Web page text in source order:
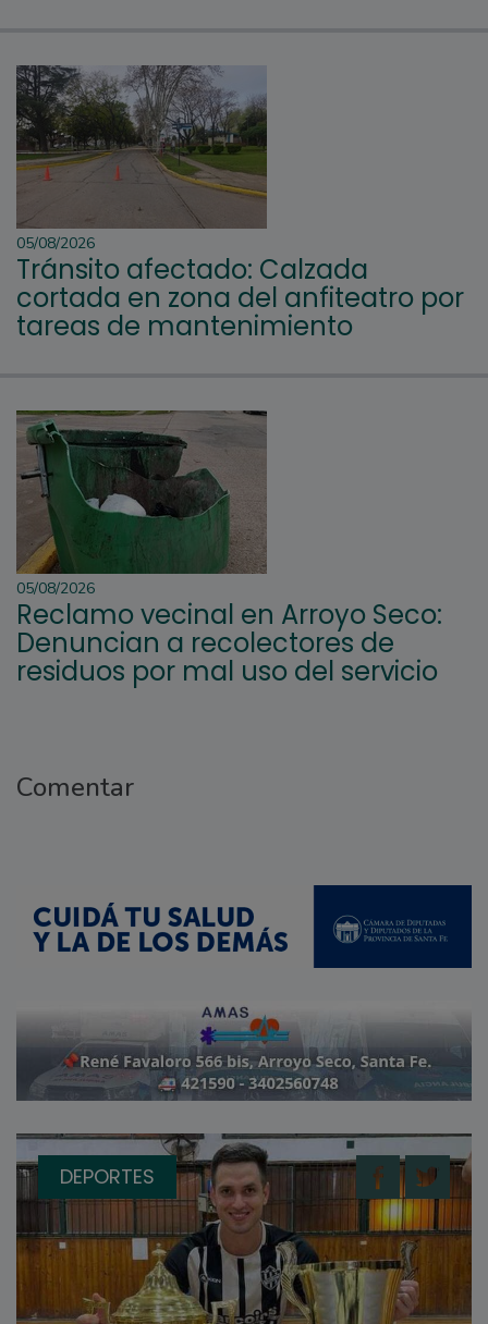
05/08/2026
Tránsito afectado: Calzada
cortada en zona del anfiteatro por
tareas de mantenimiento
05/08/2026
Reclamo vecinal en Arroyo Seco:
Denuncian a recolectores de
residuos por mal uso del servicio
Comentar
DEPORTES